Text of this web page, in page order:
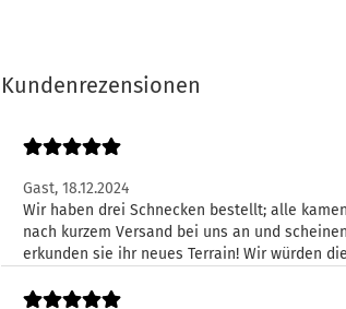
Kundenrezensionen
Gast, 18.12.2024
Wir haben drei Schnecken bestellt; alle
nach kurzem Versand bei uns an und
erkunden sie ihr neues Terrain! Wir würden